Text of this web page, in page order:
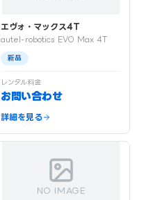
エヴォ・マックス4T
autel-robotics EVO Max 4T
新品
レンタル料金
お問い合わせ
詳細を見る
NO IMAGE